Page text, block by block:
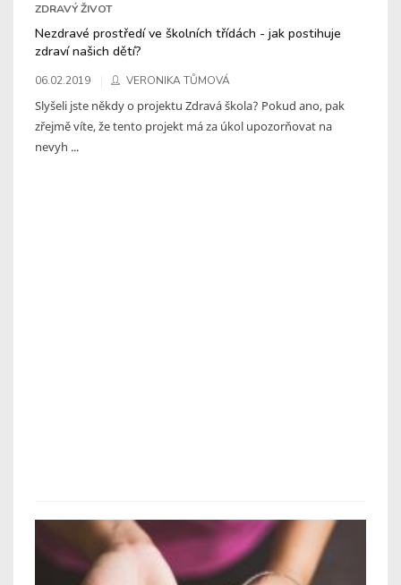
ZDRAVÝ ŽIVOT
Nezdravé prostředí ve školních třídách - jak postihuje
zdraví našich dětí?
06.02.2019 VERONIKA TŮMOVÁ
Slyšeli jste někdy o projektu Zdravá škola? Pokud ano, pak
zřejmě víte, že tento projekt má za úkol upozorňovat na
nevyh ...